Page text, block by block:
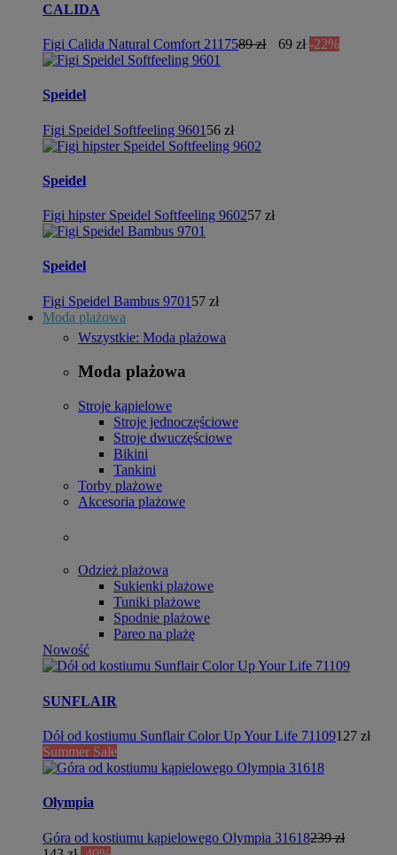
CALIDA
Figi Calida Natural Comfort 2117589 zł 69 zł -22%
Speidel
Figi Speidel Softfeeling 9601 56 zł
Speidel
Figi hipster Speidel Softfeeling 960257 zł
Speidel
Figi Speidel Bambus 9701 57 zł
Moda plażowa
Wszystkie: Moda plażowa
Moda plażowa
Stroje kąpielowe
Stroje jednoczęściowe
Stroje dwuczęściowe
Bikini
Tankini
Torby plażowe
Akcesoria plażowe
Odzież plażowa
Sukienki plażowe
Tuniki plażowe
Spodnie plażowe
Pareo na plażę
Nowość
SUNFLAIR
Dół od kostiumu Sunflair Color Up Your Life 71109127 zł
Summer Sale
Olympia
Góra od kostiumu kąpielowego Olympia 31618239 zł